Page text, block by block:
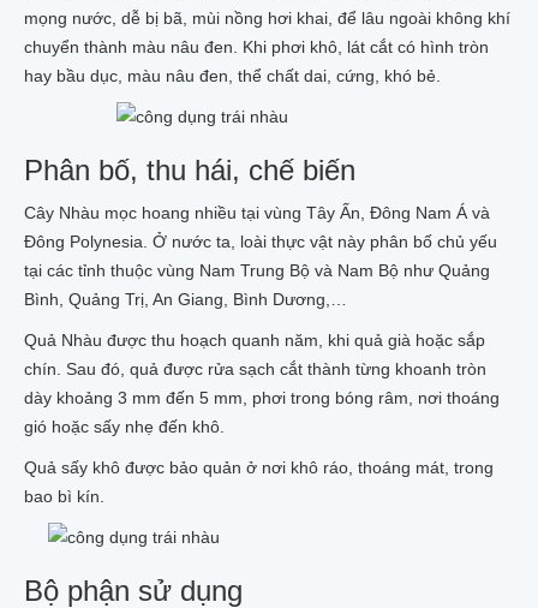
mọng nước, dễ bị bã, mùi nồng hơi khai, để lâu ngoài không khí
chuyển thành màu nâu đen. Khi phơi khô, lát cắt có hình tròn
hay bầu dục, màu nâu đen, thể chất dai, cứng, khó bẻ.
Phân bố, thu hái, chế biến
Cây Nhàu mọc hoang nhiều tại vùng Tây Ấn, Đông Nam Á và
Đông Polynesia. Ở nước ta, loài thực vật này phân bố chủ yếu
tại các tỉnh thuộc vùng Nam Trung Bộ và Nam Bộ như Quảng
Bình, Quảng Trị, An Giang, Bình Dương,…
Quả Nhàu được thu hoạch quanh năm, khi quả già hoặc sắp
chín. Sau đó, quả được rửa sạch cắt thành từng khoanh tròn
dày khoảng 3 mm đến 5 mm, phơi trong bóng râm, nơi thoáng
gió hoặc sấy nhẹ đến khô.
Quả sấy khô được bảo quản ở nơi khô ráo, thoáng mát, trong
bao bì kín.
Bộ phận sử dụng